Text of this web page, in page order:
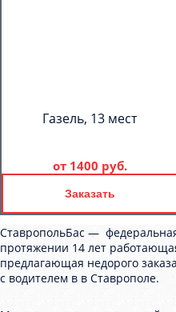
Газель, 13 мест
от 1400 руб.
Заказать
СтавропольБас —
протяжении 14 лет
предлагающая недорого
с водителем в в Ставрополе.